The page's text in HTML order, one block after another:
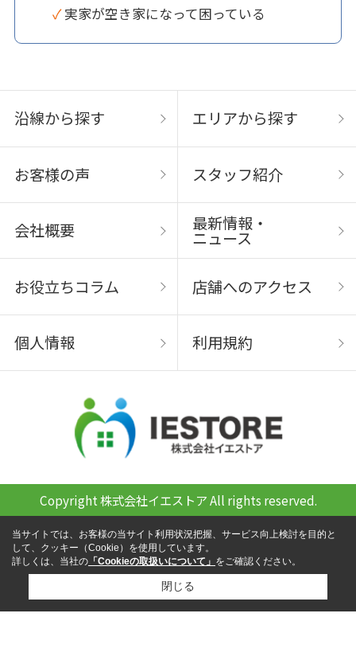
✓ 実家が空き家になって困っている
沿線から探す エリアから探す
お客様の声 スタッフ紹介
会社概要 最新情報・
ニュース
お役立ちコラム 店舗へのアクセス
個人情報 利用規約
Copyright 株式会社イエストア All rights reserved.
当サイトでは、お客様の当サイト利用状況把握、サービス向上検討を目的と
して、クッキー（Cookie）を使用しています。
詳しくは、当社の 「Cookieの取扱いについて」 をご確認ください。
閉じる